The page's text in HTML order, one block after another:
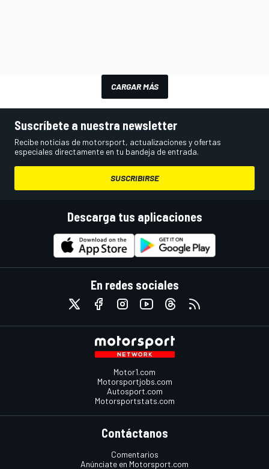
CARGAR MÁS
Suscríbete a nuestra newsletter
Recibe noticias de motorsport, actualizaciones y ofertas
especiales directamente en tu bandeja de entrada.
SUSCRIBIRSE
Descarga tus aplicaciones
En redes sociales
Motor1.com
Motorsportjobs.com
Autosport.com
Motorsportstats.com
Contáctanos
Comentarios
Anúnciate en Motorsport.com